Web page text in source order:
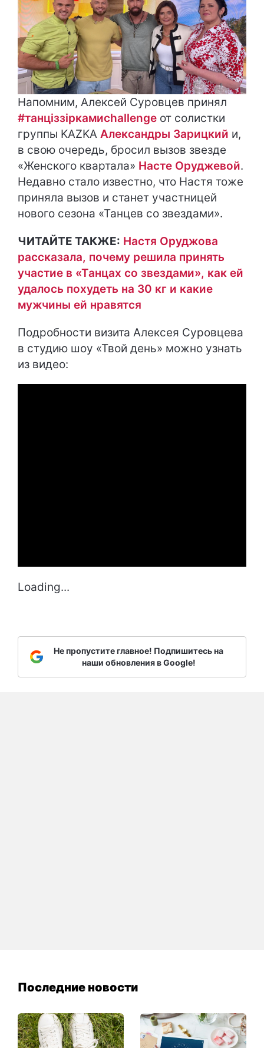
Напомним, Алексей Суровцев принял
#танціззіркамиchallenge от солистки
группы KAZKA Александры Зарицкий и,
в свою очередь, бросил вызов звезде
«Женского квартала» Насте Оруджевой.
Недавно стало известно, что Настя тоже
приняла вызов и станет участницей
нового сезона «Танцев со звездами».
ЧИТАЙТЕ ТАКЖЕ: Настя Оруджова
рассказала, почему решила принять
участие в «Танцах со звездами», как ей
удалось похудеть на 30 кг и какие
мужчины ей нравятся
Подробности визита Алексея Суровцева
в студию шоу «Твой день» можно узнать
из видео:
Loading...
Не пропустите главное! Подпишитесь на
наши обновления в Google!
Последние новости